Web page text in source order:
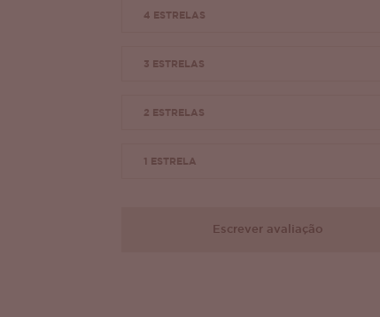
4 ESTRELAS
3 ESTRELAS
2 ESTRELAS
1 ESTRELA
Escrever avaliação